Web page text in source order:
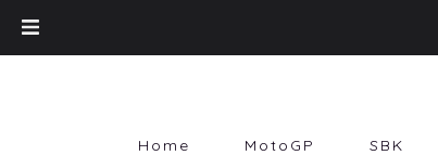
Home MotoGP SBK